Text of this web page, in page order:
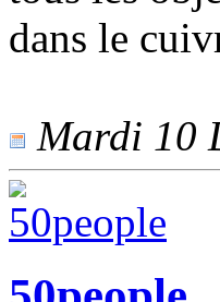
dans le
Mardi 10